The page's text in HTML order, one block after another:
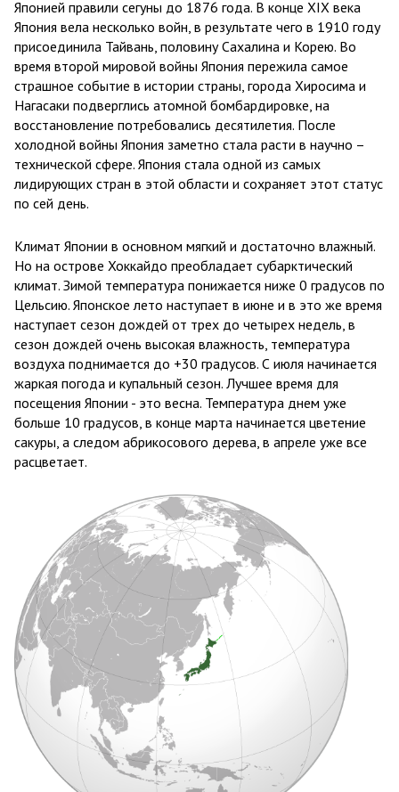
Японией правили сегуны до 1876 года. В конце XIX века
Япония вела несколько войн, в результате чего в 1910 году
присоединила Тайвань, половину Сахалина и Корею. Во
время второй мировой войны Япония пережила самое
страшное событие в истории страны, города Хиросима и
Нагасаки подверглись атомной бомбардировке, на
восстановление потребовались десятилетия. После
холодной войны Япония заметно стала расти в научно –
технической сфере. Япония стала одной из самых
лидирующих стран в этой области и сохраняет этот статус
по сей день.
Климат Японии в основном мягкий и достаточно влажный.
Но на острове Хоккайдо преобладает субарктический
климат. Зимой температура понижается ниже 0 градусов по
Цельсию. Японское лето наступает в июне и в это же время
наступает сезон дождей от трех до четырех недель, в
сезон дождей очень высокая влажность, температура
воздуха поднимается до +30 градусов. С июля начинается
жаркая погода и купальный сезон. Лучшее время для
посещения Японии - это весна. Температура днем уже
больше 10 градусов, в конце марта начинается цветение
сакуры, а следом абрикосового дерева, в апреле уже все
расцветает.